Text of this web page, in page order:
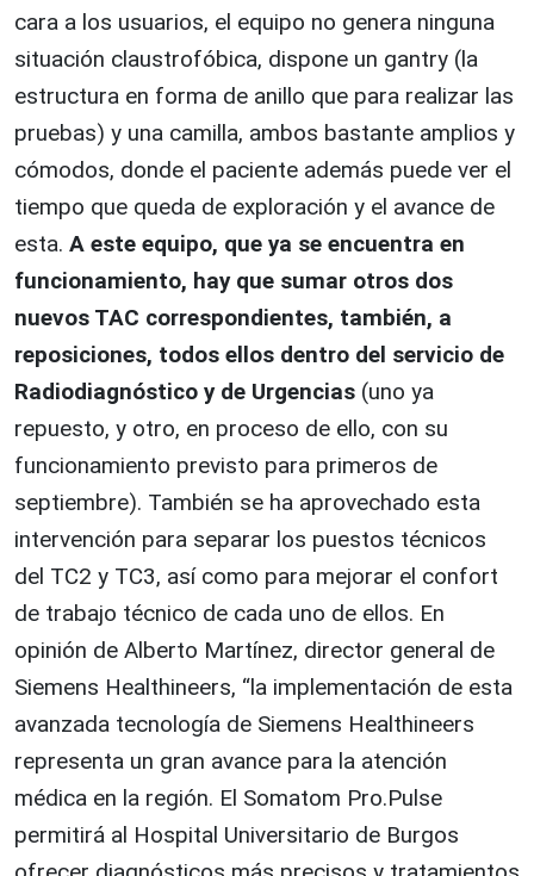
cara a los usuarios, el equipo no genera ninguna
situación claustrofóbica, dispone un gantry (la
estructura en forma de anillo que para realizar las
pruebas) y una camilla, ambos bastante amplios y
cómodos, donde el paciente además puede ver el
tiempo que queda de exploración y el avance de
esta. A este equipo, que ya se encuentra en
funcionamiento, hay que sumar otros dos
nuevos TAC correspondientes, también, a
reposiciones, todos ellos dentro del servicio de
Radiodiagnóstico y de Urgencias (uno ya
repuesto, y otro, en proceso de ello, con su
funcionamiento previsto para primeros de
septiembre). También se ha aprovechado esta
intervención para separar los puestos técnicos
del TC2 y TC3, así como para mejorar el confort
de trabajo técnico de cada uno de ellos. En
opinión de Alberto Martínez, director general de
Siemens Healthineers, “la implementación de esta
avanzada tecnología de Siemens Healthineers
representa un gran avance para la atención
médica en la región. El Somatom Pro.Pulse
permitirá al Hospital Universitario de Burgos